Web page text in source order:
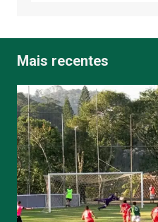
Mais recentes